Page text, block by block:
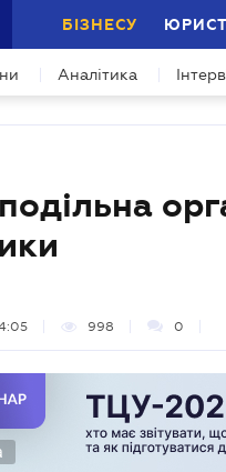
БІЗНЕСУ
Аналітика
998 0